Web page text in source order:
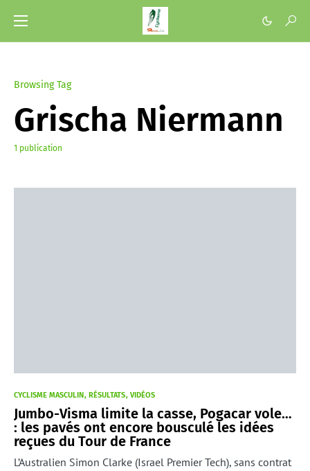
Browsing Tag
Grischa Niermann
1 publication
CYCLISME MASCULIN RÉSULTATS VIDÉOS
Jumbo-Visma limite la casse, Pogacar vole…
: les pavés ont encore bousculé les idées
reçues du Tour de France
L’Australien Simon Clarke (Israel Premier Tech), sans contrat